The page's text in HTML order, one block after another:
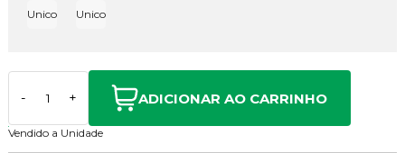
Unico Unico
- + ADICIONAR AO CARRINHO
Vendido a Unidade